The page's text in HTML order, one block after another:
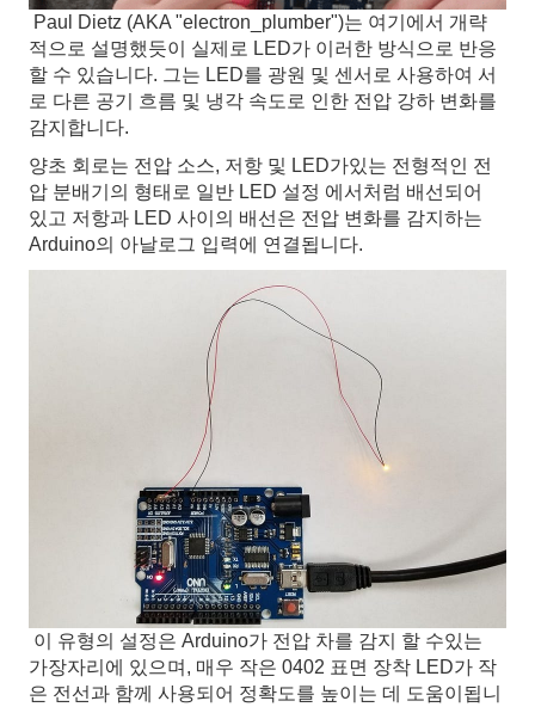
Paul Dietz (AKA "electron_plumber")는 여기에서 개략
적으로 설명했듯이 실제로 LED가 이러한 방식으로 반응
할 수 있습니다. 그는 LED를 광원 및 센서로 사용하여 서
로 다른 공기 흐름 및 냉각 속도로 인한 전압 강하 변화를
감지합니다.
양초 회로는 전압 소스, 저항 및 LED가있는 전형적인 전
압 분배기의 형태로 일반 LED 설정 에서처럼 배선되어
있고 저항과 LED 사이의 배선은 전압 변화를 감지하는
Arduino의 아날로그 입력에 연결됩니다.
이 유형의 설정은 Arduino가 전압 차를 감지 할 수있는
가장자리에 있으며, 매우 작은 0402 표면 장착 LED가 작
은 전선과 함께 사용되어 정확도를 높이는 데 도움이됩니